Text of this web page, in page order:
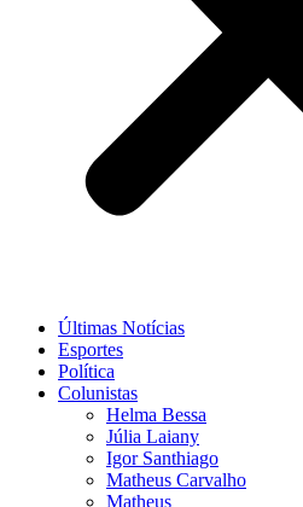
Últimas Notícias
Esportes
Política
Colunistas
Helma Bessa
Júlia Laiany
Igor Santhiago
Matheus Carvalho
Matheus